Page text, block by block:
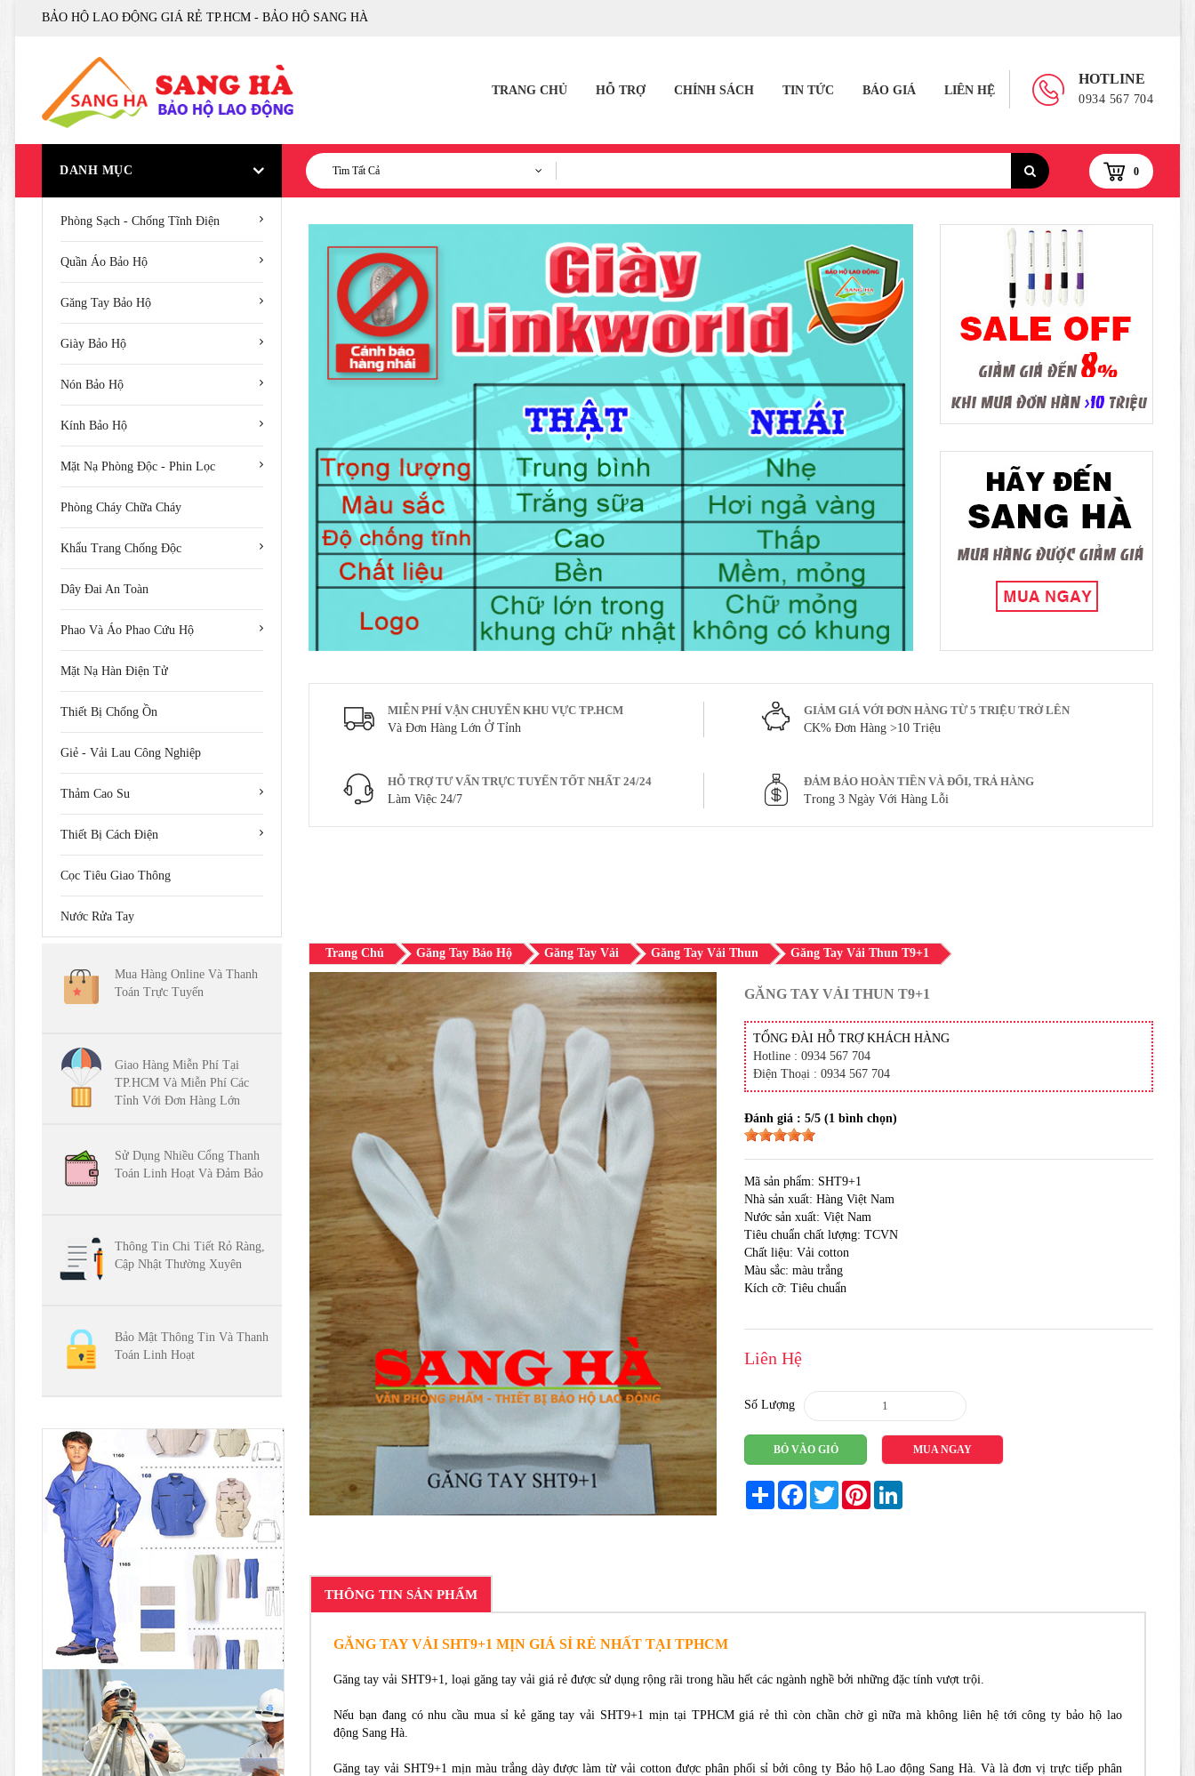
BẢO HỘ LAO ĐỘNG GIÁ RẺ TP.HCM - BẢO HỘ SANG HÀ
HOTLINE
0934 567 704
TRANG CHỦ HỖ TRỢ CHÍNH SÁCH TIN TỨC BÁO GIÁ LIÊN HỆ
DANH MỤC Tìm Tất Cả 0
Phòng Sạch - Chống Tĩnh Điện
Quần Áo Bảo Hộ
Găng Tay Bảo Hộ
Giày Bảo Hộ
Nón Bảo Hộ
Kính Bảo Hộ
Mặt Nạ Phòng Độc - Phin Lọc
Phòng Cháy Chữa Cháy
Khẩu Trang Chống Độc
Dây Đai An Toàn
Phao Và Áo Phao Cứu Hộ
Mặt Nạ Hàn Điện Tử
Thiết Bị Chống Ồn
Giẻ - Vải Lau Công Nghiệp
Thảm Cao Su
Thiết Bị Cách Điện
Cọc Tiêu Giao Thông
Nước Rửa Tay
MIỄN PHÍ VẬN CHUYỂN KHU VỰC TP.HCM
Và Đơn Hàng Lớn Ở Tỉnh
GIẢM GIÁ VỚI ĐƠN HÀNG TỪ 5 TRIỆU TRỞ LÊN
CK% Đơn Hàng >10 Triệu
HỖ TRỢ TƯ VẤN TRỰC TUYẾN TỐT NHẤT 24/24
Làm Việc 24/7
ĐẢM BẢO HOÀN TIỀN VÀ ĐỔI, TRẢ HÀNG
Trong 3 Ngày Với Hàng Lỗi
Mua Hàng Online Và Thanh
Toán Trực Tuyến
Giao Hàng Miễn Phí Tại
TP.HCM Và Miễn Phí Các
Tỉnh Với Đơn Hàng Lớn
Sử Dụng Nhiều Cổng Thanh
Toán Linh Hoạt Và Đảm Bảo
Thông Tin Chi Tiết Rỏ Ràng,
Cập Nhật Thường Xuyên
Bảo Mật Thông Tin Và Thanh
Toán Linh Hoạt
Trang Chủ Găng Tay Bảo Hộ Găng Tay Vải Găng Tay Vải Thun Găng Tay Vải Thun T9+1
GĂNG TAY VẢI THUN T9+1
TỔNG ĐÀI HỖ TRỢ KHÁCH HÀNG
Hotline : 0934 567 704
Điện Thoại : 0934 567 704
Đánh giá : 5/5 (1 bình chọn)
Mã sản phẩm: SHT9+1
Nhà sản xuất: Hàng Việt Nam
Nước sản xuất: Việt Nam
Tiêu chuẩn chất lượng: TCVN
Chất liệu: Vải cotton
Màu sắc: màu trắng
Kích cỡ: Tiêu chuẩn
Liên Hệ
Số Lượng
BỎ VÀO GIỎ MUA NGAY
Share FacebookTwitterPinterest
THÔNG TIN SẢN PHẨM
GĂNG TAY VẢI SHT9+1 MỊN GIÁ SỈ RẺ NHẤT TẠI TPHCM
Găng tay vải SHT9+1, loại găng tay vải giá rẻ được sử dụng rộng rãi trong hầu hết các ngành nghề bởi những đặc tính vượt trội.
Nếu bạn đang có nhu cầu mua sỉ kẻ găng tay vải SHT9+1 mịn tại TPHCM giá rẻ thì còn chần chờ gì nữa mà không liên hệ tới công ty bảo hộ lao
động Sang Hà.
Găng tay vải SHT9+1 mịn màu trắng dày được làm từ vải cotton được phân phối sỉ bởi công ty Bảo hộ Lao động Sang Hà. Và là đơn vị trực tiếp phân